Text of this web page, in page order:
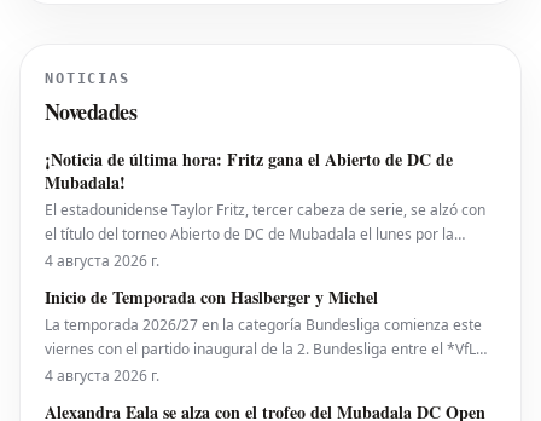
NOTICIAS
Novedades
¡Noticia de última hora: Fritz gana el Abierto de DC de
Mubadala!
El estadounidense Taylor Fritz, tercer cabeza de serie, se alzó con
el título del torneo Abierto de DC de Mubadala el lunes por la
noche, tras derrotar al español Rafael Jodar por 7-6 (2), 6-4. Este es
10 del ranking mundial, habí
4 августа 2026 г.
Inicio de Temporada con Haslberger y Michel
La temporada 2026/27 en la categoría Bundesliga comienza este
viernes con el partido inaugural de la 2. Bundesliga entre el *VfL
Bochum* y el *Hertha BSC*. El encuentro será dirigido por
4 августа 2026 г.
Alexandra Eala se alza con el trofeo del Mubadala DC Open